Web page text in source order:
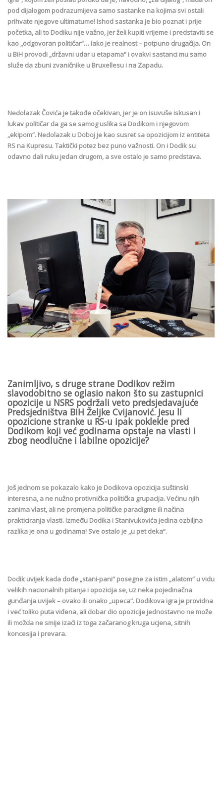
pod dijalogom podrazumijeva samo sastanke na kojima svi ostali
prihvate njegove ultimatume! Ishod sastanka je bio poznat i prije
početka, ali to Dodiku nije važno, jer želi kupiti vrijeme i predstaviti se
kao „odgovoran političar“… iako je realnost – potpuno drugačija. On
u BiH provodi „državni udar u etapama“ i ovakvi sastanci mu samo
služe da zbuni zvaničnike u Bruxellesu i na Zapadu.
Nedolazak Čovića je takođe očekivan, jer je on isuvuše iskusan i
lukav političar da ga se samog uslika sa Dodikom i njegovom
„ekipom“. Nedolazak u Doboj je kao susret sa opozicijom iz entiteta
RS na Kupresu. Taktički potez bez puno važnosti. On i Dodik su
odavno dali ruku jedan drugom, a sve ostalo je samo predstava.
Zanimljivo, s druge strane Dodikov režim
slavodobitno se oglasio nakon što su zastupnici
opozicije u NSRS podržali veto predsjedavajuće
Predsjedništva BiH Željke Cvijanović. Jesu li
opozicione stranke u RS-u ipak poklekle pred
Dodikom koji već godinama opstaje na vlasti i
zbog neodlučne i labilne opozicije?
Još jednom se pokazalo kako je Dodikova opozicija suštinski
interesna, a ne nužno protivnička politička grupacija. Većinu njih
zanima vlast, ali ne promjena političke paradigme ili načina
prakticiranja vlasti. Između Dodika i Stanivukovića jedina ozbiljna
razlika je ona u godinama! Sve ostalo je „u pet deka“.
Dodik uvijek kada dođe „stani-pani“ posegne za istim „alatom“ u vidu
velikih nacionalnih pitanja i opozicija se, uz neka pojedinačna
gunđanja uvijek – ovako ili onako „upeca“. Dodikova igra je providna
i već toliko puta viđena, ali dobar dio opozicije jednostavno ne može
ili možda ne smije izaći iz toga začaranog kruga ucjena, sitnih
koncesija i prevara.